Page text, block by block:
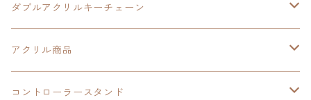
閃の軌跡Ⅲ
イースⅩ
創の軌跡
創の軌跡
界の軌跡
ダブルアクリルキーチェーン
創の軌跡
アクリル商品
LEDアクリルカード
コントローラースタンド